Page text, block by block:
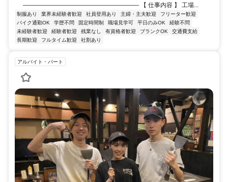
――――――――――――――――――― 【 仕事内容 】 工場...
制服あり 業界未経験者歓迎 社員登用あり 主婦・主夫歓迎
フリーター歓迎
バイク通勤OK
学歴不問 固定時間制 職場見学可 平日のみOK
経験不問
未経験者歓迎
経験者歓迎 残業なし 有資格者歓迎 ブランクOK
交通費支給
長期歓迎
フルタイム歓迎 社割あり
アルバイト・パート